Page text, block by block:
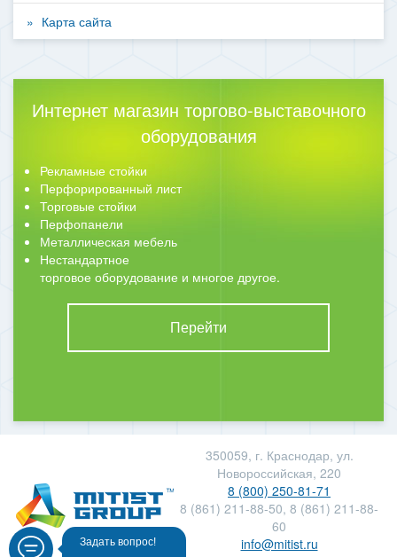
Карта сайта
Интернет магазин торгово-выставочного
оборудования
Рекламные стойки
Перфорированный лист
Торговые стойки
Перфопанели
Металлическая мебель
Нестандартное
торговое оборудование и многое другое.
Перейти
350059, г. Краснодар, ул.
Новороссийская, 220
8 (800) 250-81-71
8 (861) 211-88-50, 8 (861) 211-88-
60
info@mitist.ru
Задать вопрос!